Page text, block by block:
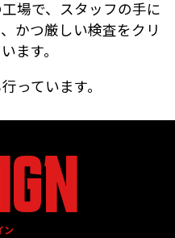
場で、スタッフの手に
かつ厳しい検査をクリ
ます。
っています。
ン